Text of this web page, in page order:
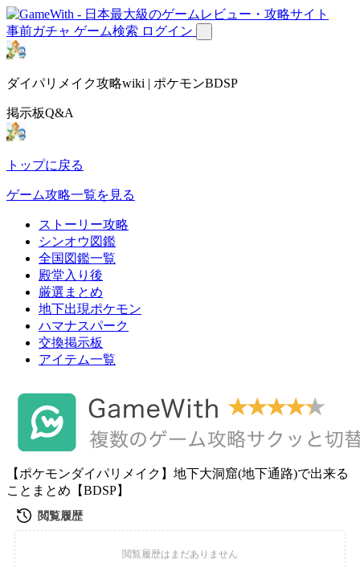
事前ガチャ ゲーム検索 ログイン
ダイパリメイク攻略wiki | ポケモンBDSP
掲示板Q&A
トップに戻る
ゲーム攻略一覧を見る
ストーリー攻略
シンオウ図鑑
全国図鑑一覧
殿堂入り後
厳選まとめ
地下出現ポケモン
ハマナスパーク
交換掲示板
アイテム一覧
【ポケモンダイパリメイク】地下大洞窟(地下通路)で出来る
ことまとめ【BDSP】